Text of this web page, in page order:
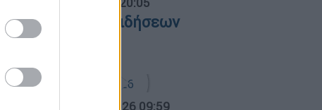
06.08.2026 20:05
Κεντρικό δελτίο ειδήσεων
06/08/2026
07.08.2026 09:59